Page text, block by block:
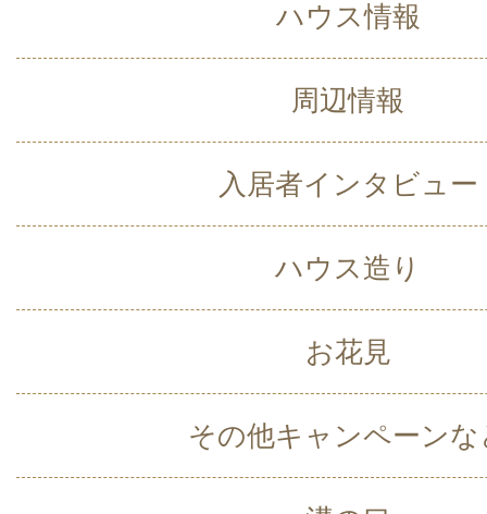
ハウス情報
周辺情報
入居者インタビュー
ハウス造り
お花見
その他キャンペーンな